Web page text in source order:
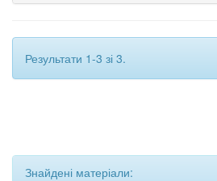
Результати 1-3 зі 3.
Знайдені матеріали: